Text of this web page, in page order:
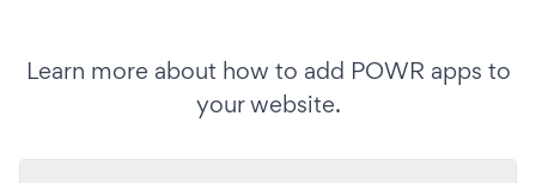
Learn more about how to add POWR apps to
your website.